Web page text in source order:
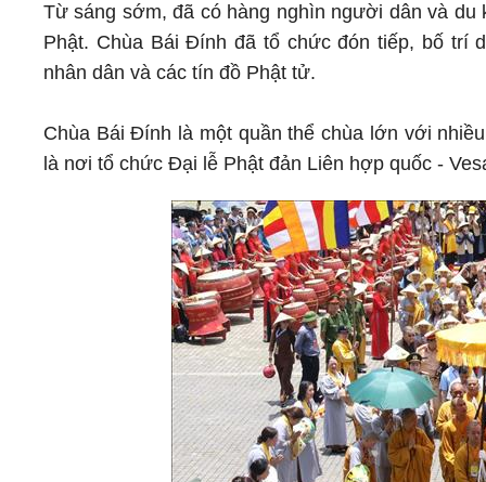
Từ sáng sớm, đã có hàng nghìn người dân và
Phật. Chùa Bái Đính đã tổ chức đón tiếp, bố trí
nhân dân và các tín đồ Phật tử.
Chùa Bái Đính là một quần thể chùa lớn với
là nơi tổ chức Đại lễ Phật đản Liên hợp quốc -